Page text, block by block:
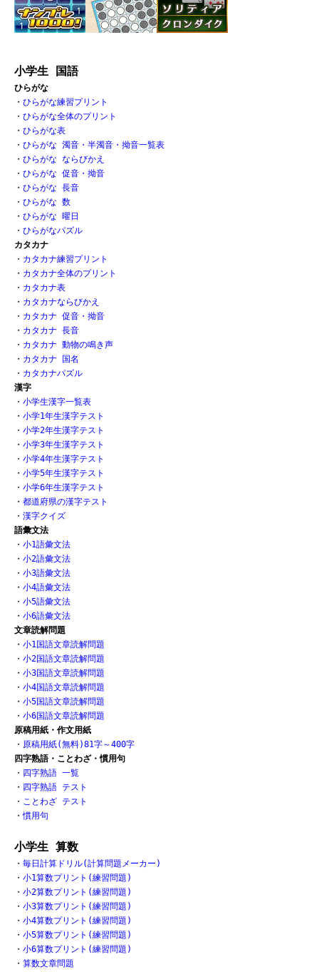
小学生 国語
ひらがな
・ ひらがな練習プリント
・ ひらがな全体のプリント
・ ひらがな表
・ ひらがな 濁音・半濁音・拗音一覧表
・ ひらがな ならびかえ
・ ひらがな 促音・拗音
・ ひらがな 長音
・ ひらがな 数
・ ひらがな 曜日
・ ひらがなパズル
カタカナ
・ カタカナ練習プリント
・ カタカナ全体のプリント
・ カタカナ表
・ カタカナならびかえ
・ カタカナ 促音・拗音
・ カタカナ 長音
・ カタカナ 動物の鳴き声
・ カタカナ 国名
・ カタカナパズル
漢字
・ 小学生漢字一覧表
・ 小学1年生漢字テスト
・ 小学2年生漢字テスト
・ 小学3年生漢字テスト
・ 小学4年生漢字テスト
・ 小学5年生漢字テスト
・ 小学6年生漢字テスト
・ 都道府県の漢字テスト
・ 漢字クイズ
語彙文法
・ 小1語彙文法
・ 小2語彙文法
・ 小3語彙文法
・ 小4語彙文法
・ 小5語彙文法
・ 小6語彙文法
文章読解問題
・ 小1国語文章読解問題
・ 小2国語文章読解問題
・ 小3国語文章読解問題
・ 小4国語文章読解問題
・ 小5国語文章読解問題
・ 小6国語文章読解問題
原稿用紙・作文用紙
・ 原稿用紙(無料)81字～400字
四字熟語・ことわざ・慣用句
・ 四字熟語 一覧
・ 四字熟語 テスト
・ ことわざ テスト
・慣用句
小学生 算数
・ 毎日計算ドリル(計算問題メーカー)
・ 小1算数プリント(練習問題)
・ 小2算数プリント(練習問題)
・ 小3算数プリント(練習問題)
・ 小4算数プリント(練習問題)
・ 小5算数プリント(練習問題)
・ 小6算数プリント(練習問題)
・ 算数文章問題